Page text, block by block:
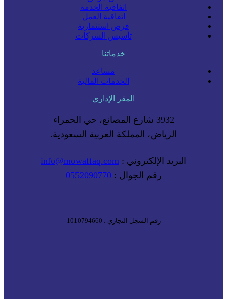
اتفاقية الخدمة
اتفاقية العمل
فرص استثمارية
تأسيس الشركات
خدماتنا
مساعد
الخدمات المالية
المقر الإداري
3932 شارع المصانع، حي الحمراء
الرياض، المملكة العربية السعودية.
البريد الإلكتروني : info@mowaffaq.com
رقم الجوال :0552090770
رقم السجل التجاري : 1010794660